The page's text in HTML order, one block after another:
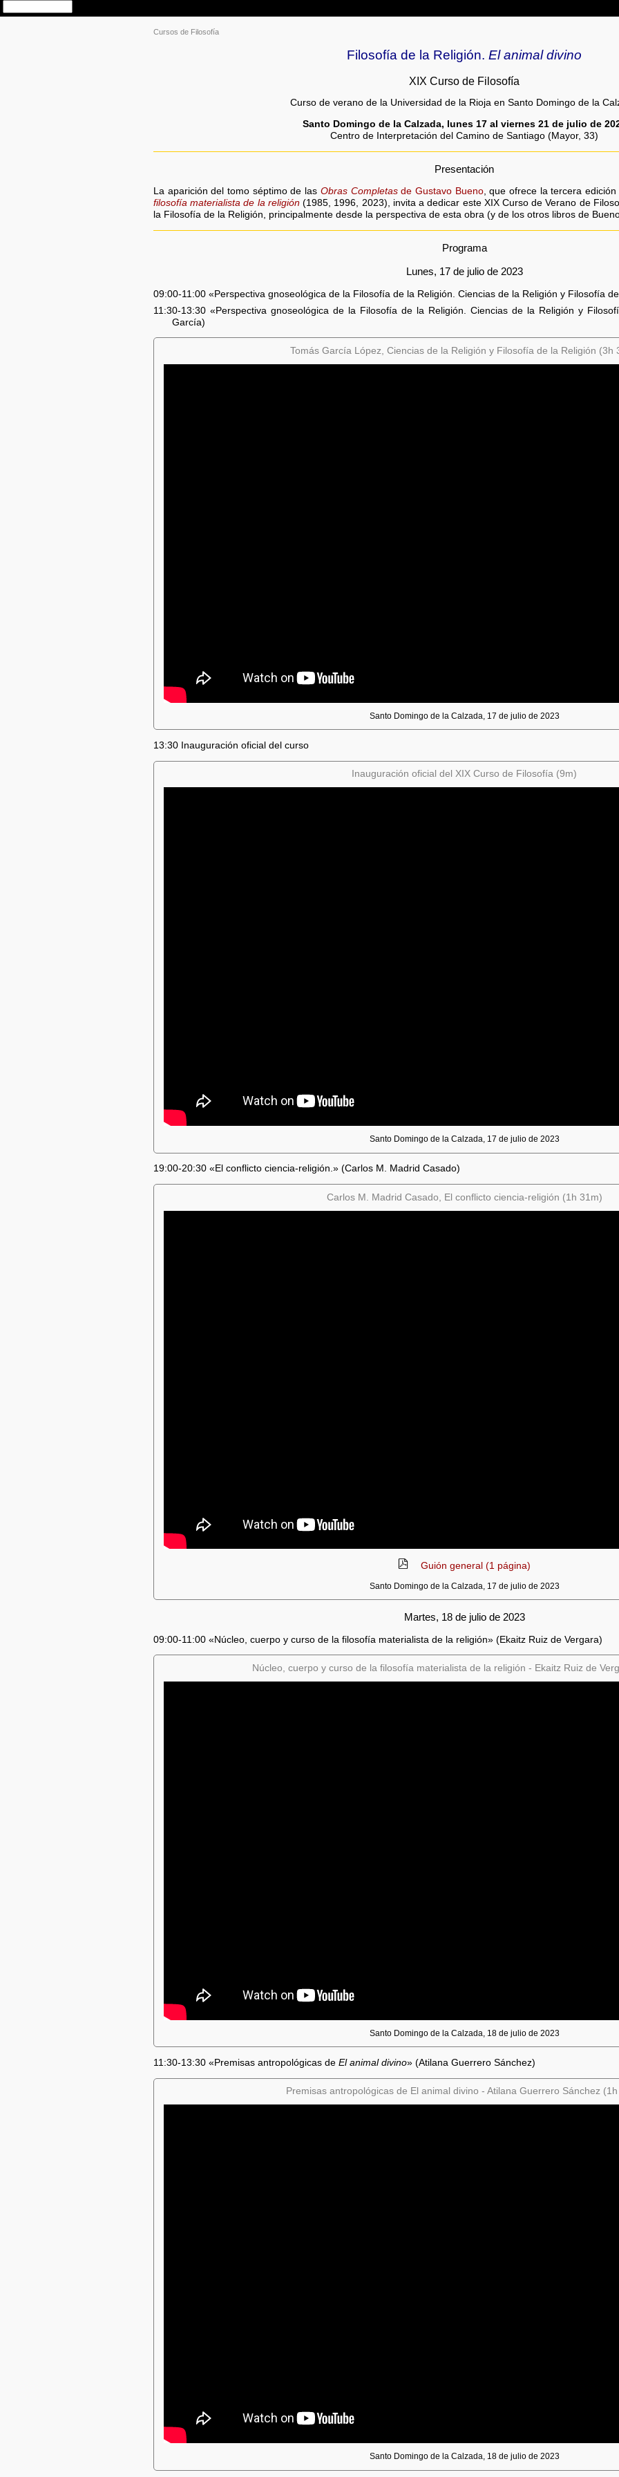
Cursos de Filosofía
Filosofía de la Religión. El animal divino
XIX Curso de Filosofía
Curso de verano de la Universidad de la Rioja en Santo Domingo de la
Santo Domingo de la Calzada, lunes 17 al viernes 21 de julio de
Centro de Interpretación del Camino de Santiago (Mayor, 33)
Presentación
La aparición del tomo séptimo de las Obras Completasde Gustavo Bueno, que ofrece la tercera edición
filosofía materialista de la religión(1985, 1996, 2023), invita a dedicar este XIX Curso de Verano de
la Filosofía de la Religión, principalmente desde la perspectiva de esta obra (y de los otros libros de
Programa
Lunes, 17 de julio de 2023
09:00-11:00 «Perspectiva gnoseológica de la Filosofía de la Religión. Ciencias de la Religión y Filosofía
11:30-13:30 «Perspectiva gnoseológica de la Filosofía de la Religión. Ciencias de la Religión y
García)
Tomás García López, Ciencias de la Religión y Filosofía de la Religión (3h
Santo Domingo de la Calzada, 17 de julio de 2023
13:30 Inauguración oficial del curso
Inauguración oficial del XIX Curso de Filosofía (9m)
Santo Domingo de la Calzada, 17 de julio de 2023
19:00-20:30 «El conflicto ciencia-religión.» (Carlos M. Madrid Casado)
Carlos M. Madrid Casado, El conflicto ciencia-religión (1h 31m)
Guión general (1 página)
Santo Domingo de la Calzada, 17 de julio de 2023
Martes, 18 de julio de 2023
09:00-11:00 «Núcleo, cuerpo y curso de la filosofía materialista de la religión» (Ekaitz Ruiz de Vergara)
Núcleo, cuerpo y curso de la filosofía materialista de la religión - Ekaitz Ruiz de
Santo Domingo de la Calzada, 18 de julio de 2023
11:30-13:30 «Premisas antropológicas de El animal divino» (Atilana Guerrero Sánchez)
Premisas antropológicas de El animal divino - Atilana Guerrero Sánchez
Santo Domingo de la Calzada, 18 de julio de 2023